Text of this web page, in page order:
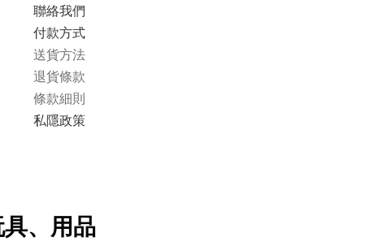
聯絡我們
付款方式
送貨方法
退貨條款
條款細則
私隱政策
、用品